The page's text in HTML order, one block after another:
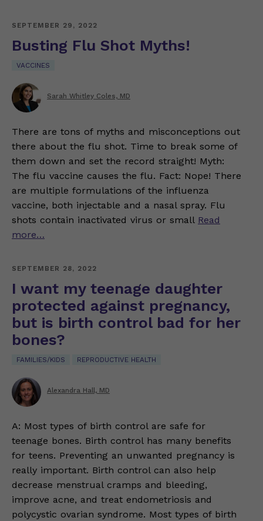
SEPTEMBER 29, 2022
Busting Flu Shot Myths!
VACCINES
Sarah Whitley Coles, MD
There are tons of myths and misconceptions out
there about the flu shot. Time to break some of
them down and set the record straight! Myth:
The flu vaccine causes the flu. Fact: Nope! There
are multiple formulations of the influenza
vaccine, both injectable and a nasal spray. Flu
shots contain inactivated virus or small Read
more…
SEPTEMBER 28, 2022
I want my teenage daughter
protected against pregnancy,
but is birth control bad for her
bones?
FAMILIES/KIDS REPRODUCTIVE HEALTH
Alexandra Hall, MD
A: Most types of birth control are safe for
teenage bones. Birth control has many benefits
for teens. Preventing an unwanted pregnancy is
really important. Birth control can also help
decrease menstrual cramps and bleeding,
improve acne, and treat endometriosis and
polycystic ovarian syndrome. Most types of birth